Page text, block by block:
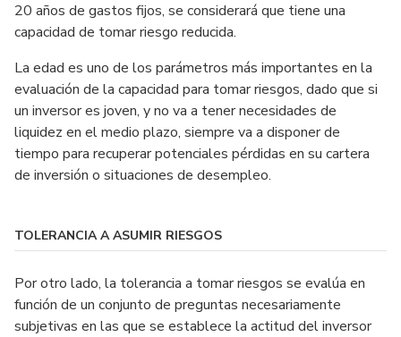
20 años de gastos fijos, se considerará que tiene una
capacidad de tomar riesgo reducida.
La edad es uno de los parámetros más importantes en la
evaluación de la capacidad para tomar riesgos, dado que si
un inversor es joven, y no va a tener necesidades de
liquidez en el medio plazo, siempre va a disponer de
tiempo para recuperar potenciales pérdidas en su cartera
de inversión o situaciones de desempleo.
TOLERANCIA A ASUMIR RIESGOS
Por otro lado, la tolerancia a tomar riesgos se evalúa en
función de un conjunto de preguntas necesariamente
subjetivas en las que se establece la actitud del inversor